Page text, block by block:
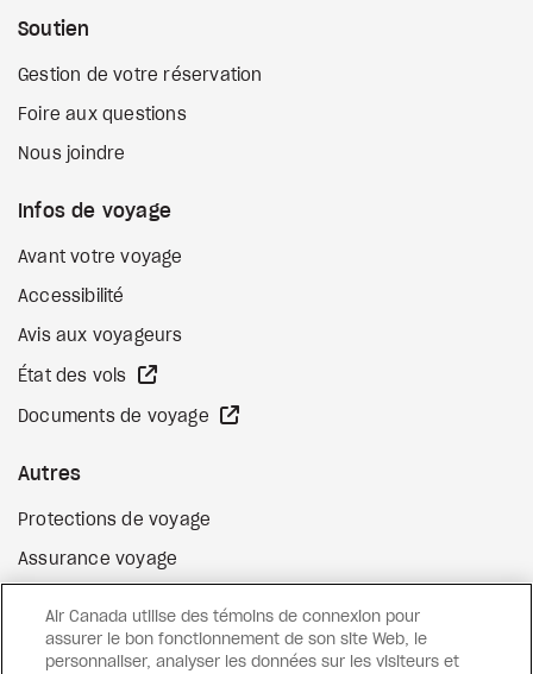
Soutien
Gestion de votre réservation
Foire aux questions
Nous joindre
Infos de voyage
Avant votre voyage
Accessibilité
Avis aux voyageurs
État des vols
Documents de voyage
Autres
Protections de voyage
Assurance voyage
Surclassement de vol
Air Canada utilise des témoins de connexion pour
assurer le bon fonctionnement de son site Web, le
personnaliser, analyser les données sur les visiteurs et